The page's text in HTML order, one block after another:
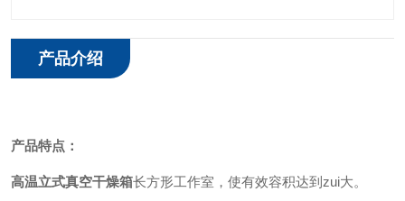
产品介绍
产品特点 ：
高温立式真空干燥箱长方形工作室，使有效容积达到zui大。